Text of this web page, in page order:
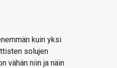
kuin yksi
solujen
vähän niin ja näin